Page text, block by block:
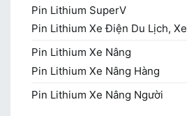
Pin Lithium SuperV
Pin Lithium Xe Điện Du Lịch,
Pin Lithium Xe Nâng
Pin Lithium Xe Nâng Hàng
Pin Lithium Xe Nâng Người